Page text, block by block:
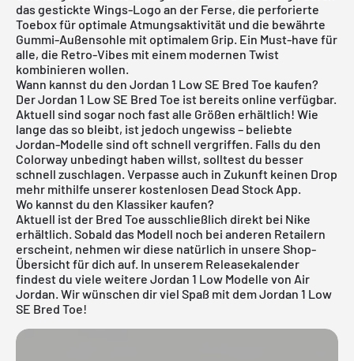
das gestickte Wings-Logo an der Ferse, die perforierte
Toebox für optimale Atmungsaktivität und die bewährte
Gummi-Außensohle mit optimalem Grip. Ein Must-have für
alle, die Retro-Vibes mit einem modernen Twist
kombinieren wollen.
Wann kannst du den Jordan 1 Low SE Bred Toe kaufen?
Der Jordan 1 Low SE Bred Toe ist bereits online verfügbar.
Aktuell sind sogar noch fast alle Größen erhältlich! Wie
lange das so bleibt, ist jedoch ungewiss – beliebte
Jordan-Modelle sind oft schnell vergriffen. Falls du den
Colorway unbedingt haben willst, solltest du besser
schnell zuschlagen. Verpasse auch in Zukunft keinen Drop
mehr mithilfe unserer kostenlosen Dead Stock App.
Wo kannst du den Klassiker kaufen?
Aktuell ist der Bred Toe ausschließlich direkt bei Nike
erhältlich. Sobald das Modell noch bei anderen Retailern
erscheint, nehmen wir diese natürlich in unsere Shop-
Übersicht für dich auf. In unserem Releasekalender
findest du viele weitere Jordan 1 Low Modelle von Air
Jordan. Wir wünschen dir viel Spaß mit dem Jordan 1 Low
SE Bred Toe!